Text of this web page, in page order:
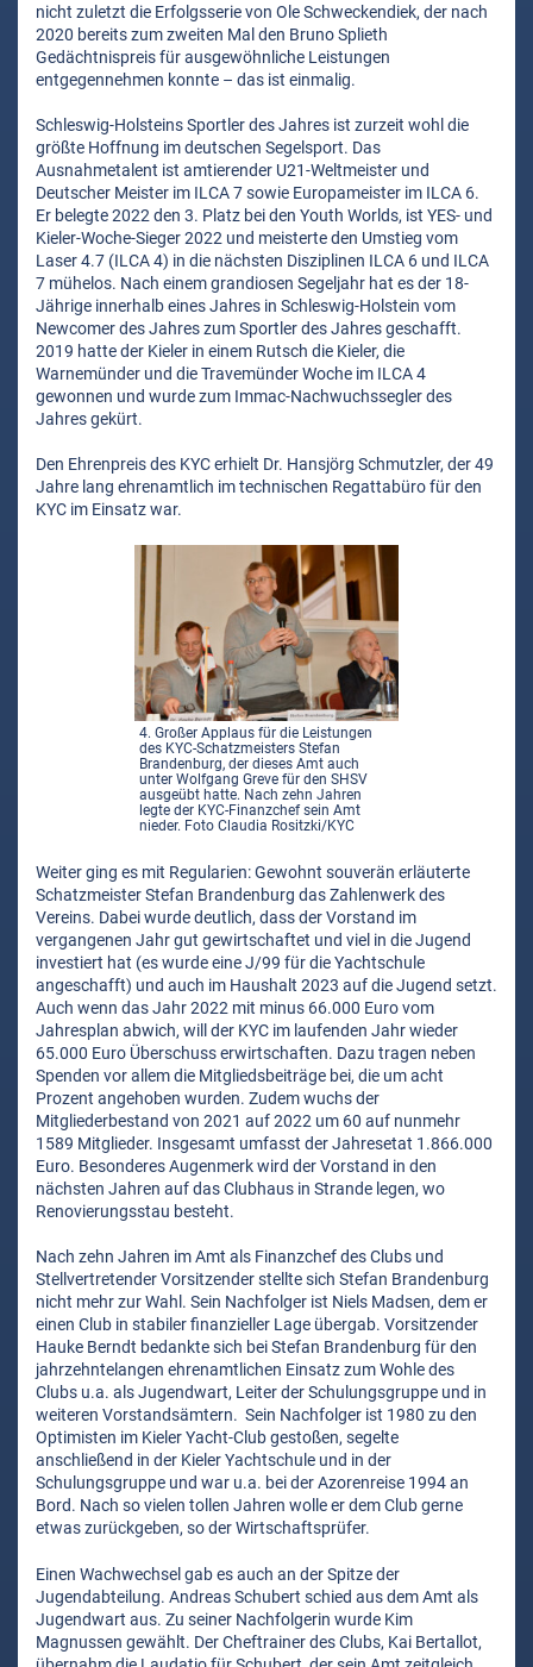
nicht zuletzt die Erfolgsserie von Ole Schweckendiek, der nach
2020 bereits zum zweiten Mal den Bruno Splieth
Gedächtnispreis für ausgewöhnliche Leistungen
entgegennehmen konnte – das ist einmalig.
Schleswig-Holsteins Sportler des Jahres ist zurzeit wohl die
größte Hoffnung im deutschen Segelsport. Das
Ausnahmetalent ist amtierender U21-Weltmeister und
Deutscher Meister im ILCA 7 sowie Europameister im ILCA 6.
Er belegte 2022 den 3. Platz bei den Youth Worlds, ist YES- und
Kieler-Woche-Sieger 2022 und meisterte den Umstieg vom
Laser 4.7 (ILCA 4) in die nächsten Disziplinen ILCA 6 und ILCA
7 mühelos. Nach einem grandiosen Segeljahr hat es der 18-
Jährige innerhalb eines Jahres in Schleswig-Holstein vom
Newcomer des Jahres zum Sportler des Jahres geschafft.
2019 hatte der Kieler in einem Rutsch die Kieler, die
Warnemünder und die Travemünder Woche im ILCA 4
gewonnen und wurde zum Immac-Nachwuchssegler des
Jahres gekürt.
Den Ehrenpreis des KYC erhielt Dr. Hansjörg Schmutzler, der 49
Jahre lang ehrenamtlich im technischen Regattabüro für den
KYC im Einsatz war.
4. Großer Applaus für die Leistungen
des KYC-Schatzmeisters Stefan
Brandenburg, der dieses Amt auch
unter Wolfgang Greve für den SHSV
ausgeübt hatte. Nach zehn Jahren
legte der KYC-Finanzchef sein Amt
nieder. Foto Claudia Rositzki/KYC
Weiter ging es mit Regularien: Gewohnt souverän erläuterte
Schatzmeister Stefan Brandenburg das Zahlenwerk des
Vereins. Dabei wurde deutlich, dass der Vorstand im
vergangenen Jahr gut gewirtschaftet und viel in die Jugend
investiert hat (es wurde eine J/99 für die Yachtschule
angeschafft) und auch im Haushalt 2023 auf die Jugend setzt.
Auch wenn das Jahr 2022 mit minus 66.000 Euro vom
Jahresplan abwich, will der KYC im laufenden Jahr wieder
65.000 Euro Überschuss erwirtschaften. Dazu tragen neben
Spenden vor allem die Mitgliedsbeiträge bei, die um acht
Prozent angehoben wurden. Zudem wuchs der
Mitgliederbestand von 2021 auf 2022 um 60 auf nunmehr
1589 Mitglieder. Insgesamt umfasst der Jahresetat 1.866.000
Euro. Besonderes Augenmerk wird der Vorstand in den
nächsten Jahren auf das Clubhaus in Strande legen, wo
Renovierungsstau besteht.
Nach zehn Jahren im Amt als Finanzchef des Clubs und
Stellvertretender Vorsitzender stellte sich Stefan Brandenburg
nicht mehr zur Wahl. Sein Nachfolger ist Niels Madsen, dem er
einen Club in stabiler finanzieller Lage übergab. Vorsitzender
Hauke Berndt bedankte sich bei Stefan Brandenburg für den
jahrzehntelangen ehrenamtlichen Einsatz zum Wohle des
Clubs u.a. als Jugendwart, Leiter der Schulungsgruppe und in
weiteren Vorstandsämtern. Sein Nachfolger ist 1980 zu den
Optimisten im Kieler Yacht-Club gestoßen, segelte
anschließend in der Kieler Yachtschule und in der
Schulungsgruppe und war u.a. bei der Azorenreise 1994 an
Bord. Nach so vielen tollen Jahren wolle er dem Club gerne
etwas zurückgeben, so der Wirtschaftsprüfer.
Einen Wachwechsel gab es auch an der Spitze der
Jugendabteilung. Andreas Schubert schied aus dem Amt als
Jugendwart aus. Zu seiner Nachfolgerin wurde Kim
Magnussen gewählt. Der Cheftrainer des Clubs, Kai Bertallot,